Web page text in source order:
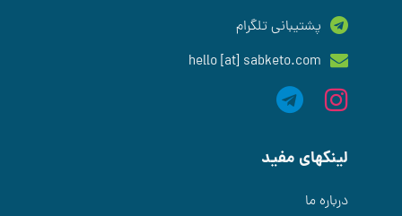
پشتیبانی تلگرام
hello [at] sabketo.com
لینکهای مفید
درباره ما